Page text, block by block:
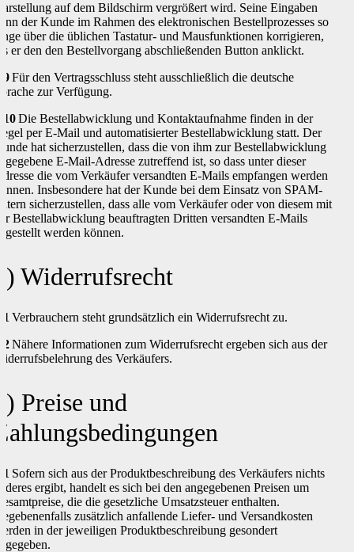
auf dem Bildschirm vergrößert wird. Seine Eingaben
der Kunde im Rahmen des elektronischen Bestellprozesses so
über die üblichen Tastatur- und Mausfunktionen korrigieren,
er den den Bestellvorgang abschließenden Button anklickt.
Für den Vertragsschluss steht ausschließlich die deutsche
zur Verfügung.
Die Bestellabwicklung und Kontaktaufnahme finden in der
per E-Mail und automatisierter Bestellabwicklung statt. Der
hat sicherzustellen, dass die von ihm zur Bestellabwicklung
E-Mail-Adresse zutreffend ist, so dass unter dieser
die vom Verkäufer versandten E-Mails empfangen werden
Insbesondere hat der Kunde bei dem Einsatz von SPAM-
sicherzustellen, dass alle vom Verkäufer oder von diesem mit
Bestellabwicklung beauftragten Dritten versandten E-Mails
werden können.
Widerrufsrecht
Verbrauchern steht grundsätzlich ein Widerrufsrecht zu.
Nähere Informationen zum Widerrufsrecht ergeben sich aus der
des Verkäufers.
Preise und
Sofern sich aus der Produktbeschreibung des Verkäufers nichts
ergibt, handelt es sich bei den angegebenen Preisen um
die die gesetzliche Umsatzsteuer enthalten.
zusätzlich anfallende Liefer- und Versandkosten
in der jeweiligen Produktbeschreibung gesondert